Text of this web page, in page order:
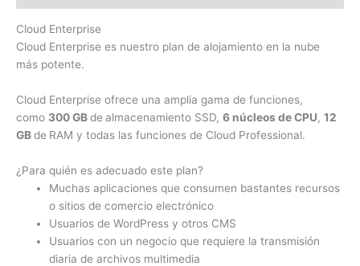
Cloud Enterprise
Cloud Enterprise es nuestro plan de alojamiento en la nube
más potente.
Cloud Enterprise ofrece una amplia gama de funciones,
como 300 GBde almacenamiento SSD, 6 núcleos de CPU, 12
GBde RAM y todas las funciones de Cloud Professional.
¿Para quién es adecuado este plan?
Muchas aplicaciones que consumen bastantes recursos
o sitios de comercio electrónico
Usuarios de WordPress y otros CMS
Usuarios con un negocio que requiere la transmisión
diaria de archivos multimedia